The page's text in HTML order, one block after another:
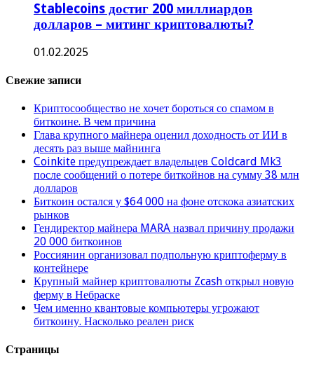
Stablecoins достиг 200 миллиардов
долларов – митинг криптовалюты?
01.02.2025
Свежие записи
Криптосообщество не хочет бороться со спамом в
биткоине. В чем причина
Глава крупного майнера оценил доходность от ИИ в
десять раз выше майнинга
Coinkite предупреждает владельцев Coldcard Mk3
после сообщений о потере биткойнов на сумму 38 млн
долларов
Биткоин остался у $64 000 на фоне отскока азиатских
рынков
Гендиректор майнера MARA назвал причину продажи
20 000 биткоинов
Россиянин организовал подпольную криптоферму в
контейнере
Крупный майнер криптовалюты Zcash открыл новую
ферму в Небраске
Чем именно квантовые компьютеры угрожают
биткоину. Насколько реален риск
Страницы